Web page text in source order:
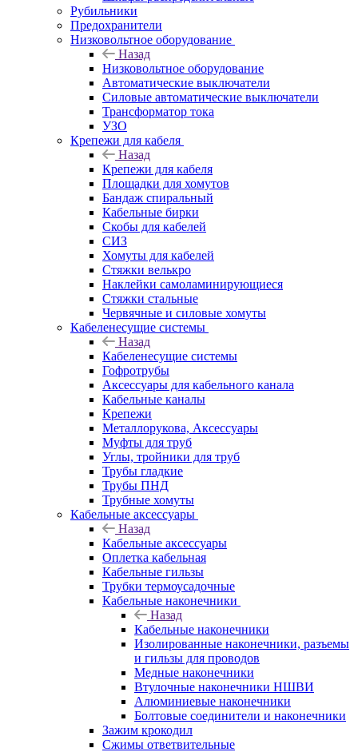
Рубильники
Предохранители
Низковольтное оборудование
Назад
Низковольтное оборудование
Автоматические выключатели
Силовые автоматические выключатели
Трансформатор тока
УЗО
Крепежи для кабеля
Назад
Крепежи для кабеля
Площадки для хомутов
Бандаж спиральный
Кабельные бирки
Cкобы для кабелей
СИЗ
Хомуты для кабелей
Стяжки велькро
Наклейки самоламинирующиеся
Стяжки стальные
Червячные и силовые хомуты
Кабеленесущие системы
Назад
Кабеленесущие системы
Гофротрубы
Аксессуары для кабельного канала
Кабельные каналы
Крепежи
Металлорукова, Аксессуары
Муфты для труб
Углы, тройники для труб
Трубы гладкие
Трубы ПНД
Трубные хомуты
Кабельные аксессуары
Назад
Кабельные аксессуары
Оплетка кабельная
Кабельные гильзы
Трубки термоусадочные
Кабельные наконечники
Назад
Кабельные наконечники
Изолированные наконечники, разъемы
и гильзы для проводов
Медные наконечники
Втулочные наконечники НШВИ
Алюминиевые наконечники
Болтовые соединители и наконечники
Зажим крокодил
Сжимы ответвительные